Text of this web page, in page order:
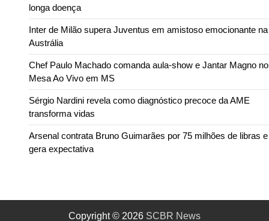
longa doença
Inter de Milão supera Juventus em amistoso emocionante na
Austrália
Chef Paulo Machado comanda aula-show e Jantar Magno no
Mesa Ao Vivo em MS
Sérgio Nardini revela como diagnóstico precoce da AME
transforma vidas
Arsenal contrata Bruno Guimarães por 75 milhões de libras e
gera expectativa
Copyright © 2026 SCBR News